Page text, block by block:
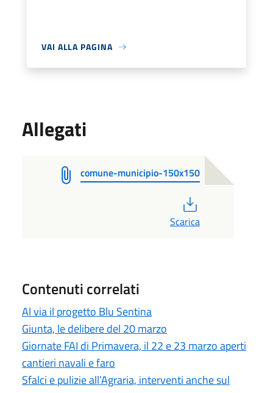
VAI ALLA PAGINA
Allegati
comune-municipio-150x150
Scarica
Contenuti correlati
Al via il progetto Blu Sentina
Giunta, le delibere del 20 marzo
Giornate FAI di Primavera, il 22 e 23 marzo aperti
cantieri navali e faro
Sfalci e pulizie all’Agraria, interventi anche sul